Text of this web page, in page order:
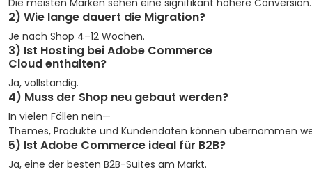
Die meisten Marken sehen eine signifikant höhere Conversion.
2) Wie lange dauert die Migration?
Je nach Shop 4–12 Wochen.
3) Ist Hosting bei Adobe Commerce
Cloud enthalten?
Ja, vollständig.
4) Muss der Shop neu gebaut werden?
In vielen Fällen nein—
Themes, Produkte und Kundendaten können übernommen
5) Ist Adobe Commerce ideal für B2B?
Ja, eine der besten B2B-Suites am Markt.